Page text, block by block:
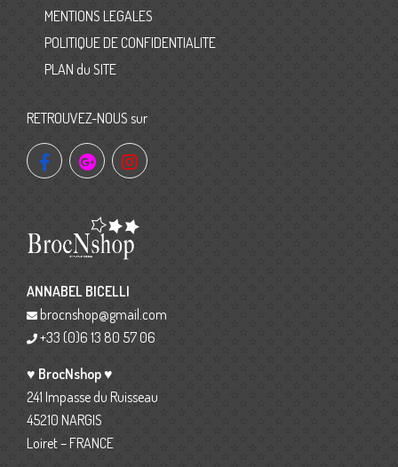
MENTIONS LEGALES
POLITIQUE DE CONFIDENTIALITE
PLAN du SITE
RETROUVEZ-NOUS sur
ANNABEL BICELLI
brocnshop@gmail.com
+33 (0)6 13 80 57 06
♥ BrocNshop ♥
241 Impasse du Ruisseau
45210 NARGIS
Loiret – FRANCE